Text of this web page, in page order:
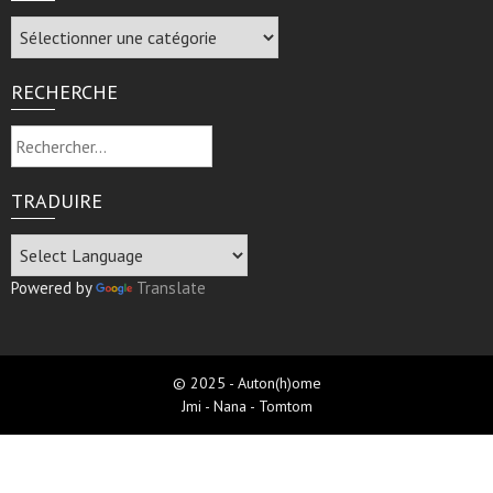
Archive
RECHERCHE
Rechercher :
TRADUIRE
Powered by Translate
© 2025 - Auton(h)ome
Jmi - Nana - Tomtom